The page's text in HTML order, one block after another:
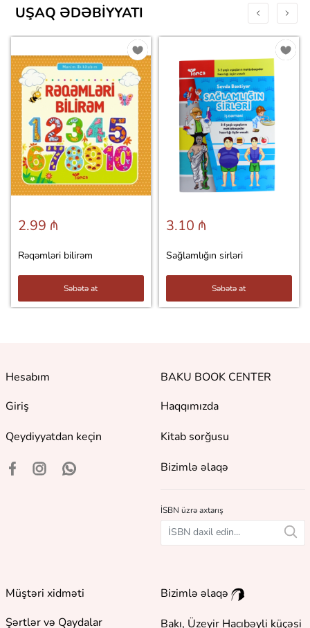
UŞAQ ƏDƏBIYYATI
2.99 ₼
Rəqəmləri bilirəm
Səbətə at
3.10 ₼
Sağlamlığın sirləri
Səbətə at
Hesabım
Giriş
Qeydiyyatdan keçin
BAKU BOOK CENTER
Haqqımızda
Kitab sorğusu
Bizimlə əlaqə
İSBN üzrə axtarış
Müştəri xidməti
Şərtlər və Qaydalar
Bizimlə əlaqə
Bakı, Üzeyir Hacıbəyli küçəsi